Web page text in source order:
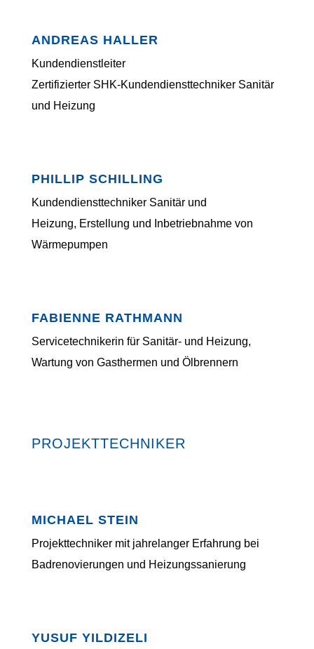
ANDREAS HALLER
Kundendienstleiter
Zertifizierter SHK-Kundendienst­techniker Sanitär
und Heizung
PHILLIP SCHILLING
Kundendiensttechniker Sanitär und
Heizung, Erstellung und Inbetriebnahme von
Wärmepumpen
FABIENNE RATHMANN
Servicetechnikerin für Sanitär- und Heizung,
Wartung von Gasthermen und Ölbrennern
PROJEKTTECHNIKER
MICHAEL STEIN
Projekttechniker mit jahrelanger Erfahrung bei
Badrenovierungen und Heizungssanierung
YUSUF YILDIZELI